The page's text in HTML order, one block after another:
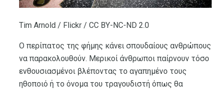
Tim Arnold / Flickr / CC BY-NC-ND 2.0
Ο περίπατος της φήμης κάνει σπουδαίους ανθρώπους
να παρακολουθούν. Μερικοί άνθρωποι παίρνουν τόσο
ενθουσιασμένοι βλέποντας το αγαπημένο τους
ηθοποιό ή το όνομα του τραγουδιστή όπως θα